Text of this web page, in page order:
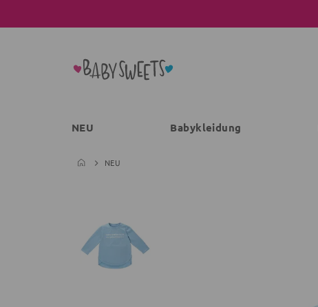
NEU Babykleidung
NEU